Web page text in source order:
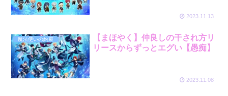
2023.11.13
魔法使いの約束
【まほやく】仲良しの干され方リ
リースからずっとエグい【愚痴】
2023.11.08